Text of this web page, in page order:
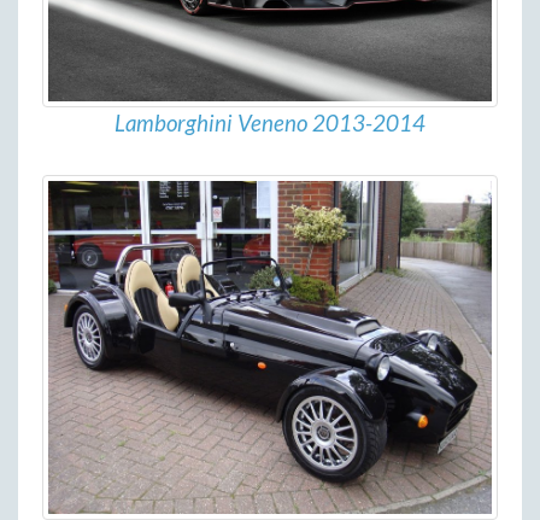
Lamborghini Veneno 2013-2014